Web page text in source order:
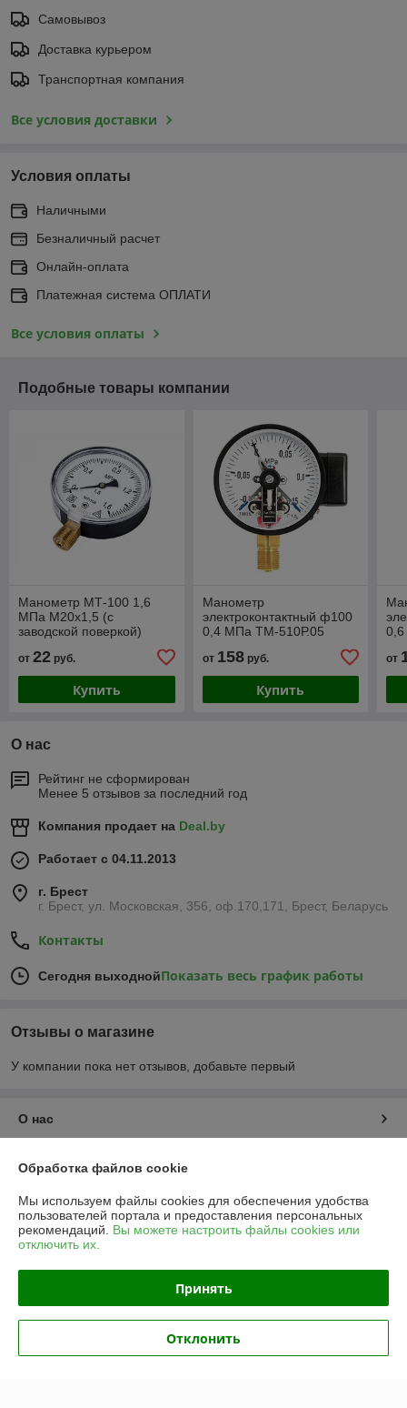
Самовывоз
Доставка курьером
Транспортная компания
Все условия доставки
Условия оплаты
Наличными
Безналичный расчет
Онлайн-оплата
Платежная система ОПЛАТИ
Все условия оплаты
Подобные товары компании
Манометр МТ-100 1,6
МПа М20х1,5 (с
заводской поверкой)
от 22 руб.
Купить
Манометр
электроконтактный ф100
0,4 МПа ТМ-510Р.05
М20х1,5 кл.т.1,5 (исп.5) (с
заводской поверкой)
от 158руб.
Купить
(с
от
О нас
Рейтинг не сформирован
Менее 5 отзывов за последний год
Компания продает на Deal.by
Работает с 04.11.2013
г. Брест
г. Брест, ул. Московская, 356, оф.170,171, Брест, Беларусь
Контакты
Сегодня выходнойПоказать весь график работы
Отзывы о магазине
У компании пока нет отзывов, добавьте первый
О нас
Контакты
Доставка и оплата
График работы
Политика обработки cookies
Обработка файлов cookie
Мы используем файлы cookies для обеспечения удобства
пользователей портала и предоставления персональных
рекомендаций. Вы можете настроить файлы cookies или
отключить их.
Принять
Отклонить